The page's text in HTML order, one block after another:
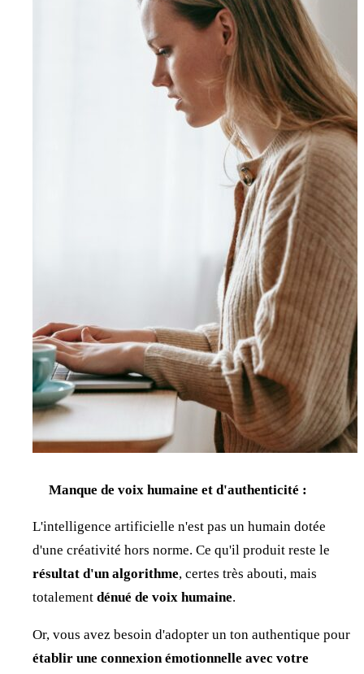
Manque de voix humaine et d'authenticité :
L'intelligence artificielle n'est pas un humain dotée
d'une créativité hors norme. Ce qu'il produit reste le
résultat d'un algorithme, certes très abouti, mais
totalement dénué de voix humaine.
Or, vous avez besoin d'adopter un ton authentique pour
établir une connexion émotionnelle avec votre